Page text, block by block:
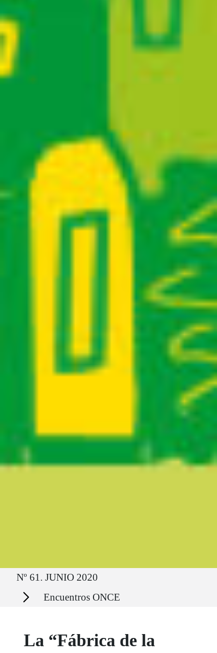
Ruta del sitio
Nº 61. JUNIO 2020
Secciones Encuentros ONCE
La “Fábrica de la